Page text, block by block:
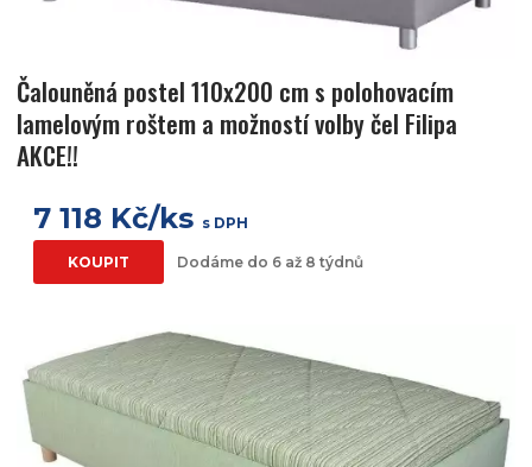
Čalouněná postel 110x200 cm s polohovacím
lamelovým roštem a možností volby čel Filipa
AKCE!!
7 118 Kč/ks s DPH
KOUPIT Dodáme do 6 až 8 týdnů